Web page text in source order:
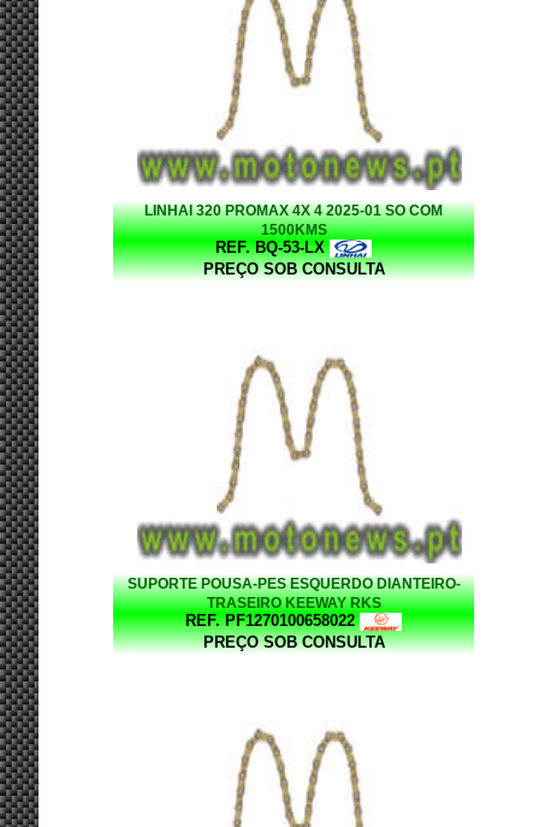
LINHAI 320 PROMAX 4X 4 2025-01 SO COM
1500KMS
REF. BQ-53-LX
PREÇO SOB CONSULTA
SUPORTE POUSA-PES ESQUERDO DIANTEIRO-
TRASEIRO KEEWAY RKS
REF. PF1270100658022
PREÇO SOB CONSULTA